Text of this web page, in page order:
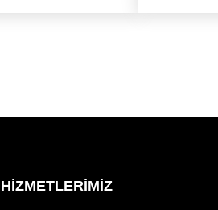
HİZMETLERİMİZ